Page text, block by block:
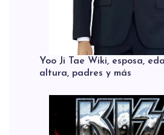
Yoo Ji Tae Wiki, esposa,
altura, padres y más